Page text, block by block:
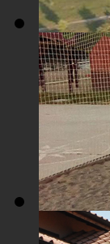
Плажа
Плажа